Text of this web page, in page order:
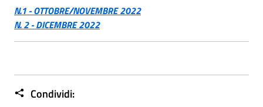
N.1 - OTTOBRE/NOVEMBRE 2022
N. 2 - DICEMBRE 2022
Condividi: